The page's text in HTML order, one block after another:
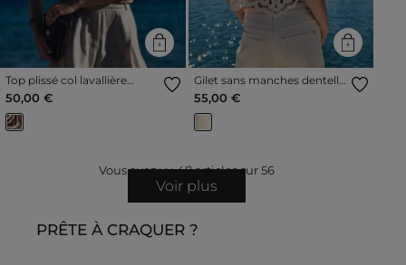
Top plissé col lavallière
multicolore femme
50,00 €
Gilet sans manches dentelle
creme femme
55,00 €
Vous avez vu48articles sur56
Voir plus
PRÊTE À CRAQUER ?